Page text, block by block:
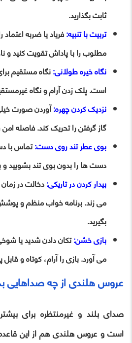
ثابت بگذارید.
تربیت با تنبیه:فریاد یا ضربه اعتماد
مطلوب را با پاداش تقویت کنید و
نگاه خیره طولانی:نگاه مستقیم
است. پلک زدن آرام و نگاه
نزدیک کردن چهره:آوردن صورت
گاز گرفتن را تحریک کند. فاصله امن
بوی عطر تند روی دست:تماس با
دست ها را بدون بوی تند بشویید و
بیدار کردن در تاریکی:دخالت در
می زند. برنامه خواب منظم و
بگیرید.
بازی خشن:تکان دادن شدید یا
می آورد. بازی را آرام، کوتاه و
عروس هلندی از چه صداهایی
صدای بلند و غیرمنتظره برای
است و عروس هلندی هم از این